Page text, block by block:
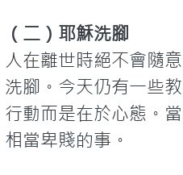
（二）耶穌洗腳
人在離世時絕不會隨
洗腳。今天仍有一些
行動而是在於心態。
相當卑賤的事。